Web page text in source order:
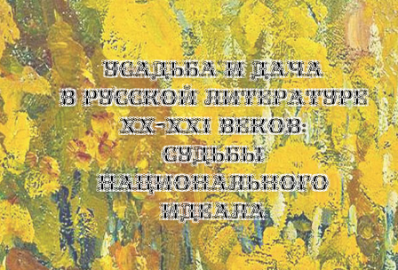
УСАДЬБА И ДАЧА
В РУССКОЙ ЛИТЕРАТУРЕ
XX-XXI ВЕКОВ:
СУДЬБЫ
НАЦИОНАЛЬНОГО
ИДЕАЛА